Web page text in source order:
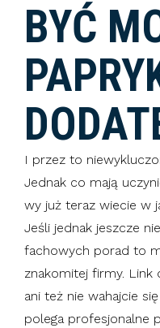
BYĆ
I przez to
Jednak co mają
wy już teraz wiecie w
Jeśli jednak jeszcze
fachowych porad to
znakomitej firmy.
ani też nie wahajcie
polega profesjonalne